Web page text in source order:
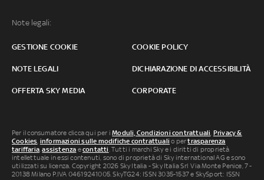
Note legali:
GESTIONE COOKIE COOKIE POLICY
NOTE LEGALI DICHIARAZIONE DI ACCESSIBILITÀ
OFFERTA SKY MEDIA CORPORATE
Per il consumatore clicca qui per iModuli, Condizioni contrattuali, Privacy &
Cookies, informazioni sulle modifiche contrattuali o pertrasparenza
tariffaria,assistenza econtatti. Tutti i marchi Sky e i diritti di proprietà
intellettuale in essi contenuti, sono di proprietà di Sky international AG e sono
utilizzati su licenza. Copyright 2026 Sky Italia - Sky Italia Srl Via Monte Penice, 7 -
20138 Milano P.IVA 04619241005. SkyTG24: ISSN 3035-1537 e SkySport: ISSN